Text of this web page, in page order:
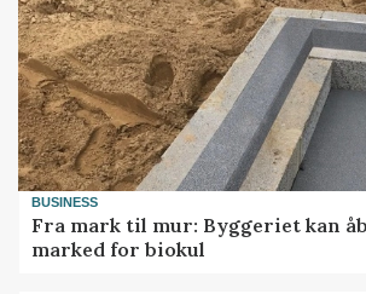
BUSINESS
Fra mark til mur: Byggeriet kan
marked for biokul